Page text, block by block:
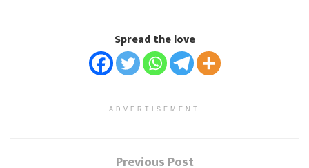
Spread the love
ADVERTISEMENT
Previous Post